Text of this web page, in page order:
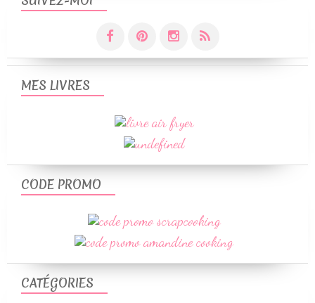
CATÉGORIES
MES LIVRES
CODE PROMO